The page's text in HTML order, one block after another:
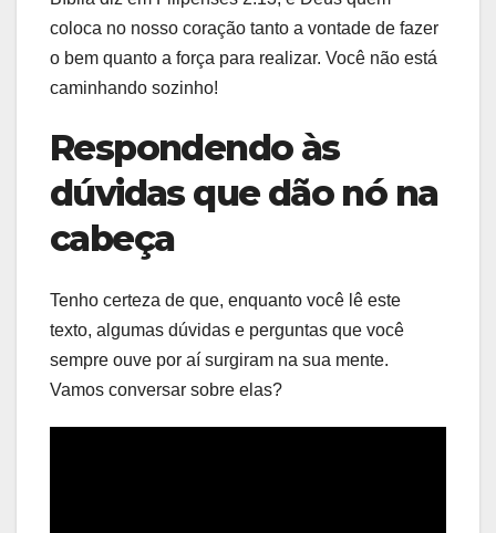
coloca no nosso coração tanto a vontade de fazer
o bem quanto a força para realizar. Você não está
caminhando sozinho!
Respondendo às
dúvidas que dão nó na
cabeça
Tenho certeza de que, enquanto você lê este
texto, algumas dúvidas e perguntas que você
sempre ouve por aí surgiram na sua mente.
Vamos conversar sobre elas?